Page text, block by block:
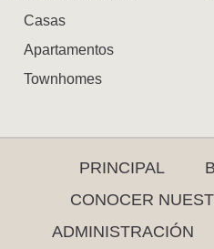
Casas
Apartamentos
Townhomes
PRINCIPAL
CONOCER
ADMINISTRACIÓN